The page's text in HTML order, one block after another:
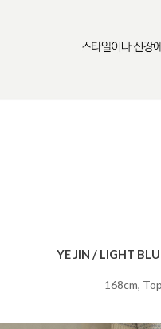
YE JIN / LIGHT
168cm,